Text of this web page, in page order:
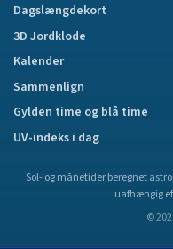
Dagslængdekort
3D Jordklode
Kalender
Sammenlign
Gylden time og blå time
UV-indeks i dag
Sol- og månetider beregnet
uafhængig
©